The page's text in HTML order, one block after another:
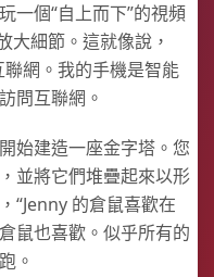
一個“自上而下”的視頻
大細節。這就像說，
網。我的手機是智能
問互聯網。
始建造一座金字塔。您
並將它們堆疊起來以形
“Jenny 的倉鼠喜歡在
鼠也喜歡。似乎所有的
。